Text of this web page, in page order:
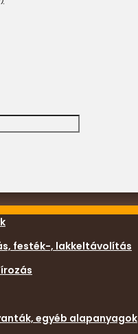
festék-, lakkeltávolítás
egyéb alapanyagok